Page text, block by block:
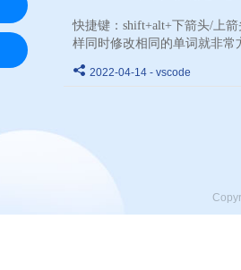
快捷键：shift+alt+下箭头/上
样同时修改相同的单词就非常
2022-04-14 - vscode